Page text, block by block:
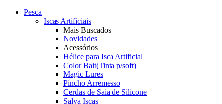
Pesca
Iscas Artificiais
Mais Buscados
Novidades
Acessórios
Hélice para Isca Artificial
Color Bait(Tinta p/soft)
Magic Lures
Pincho Arremesso
Cerdas de Saia de Silicone
Salva Iscas